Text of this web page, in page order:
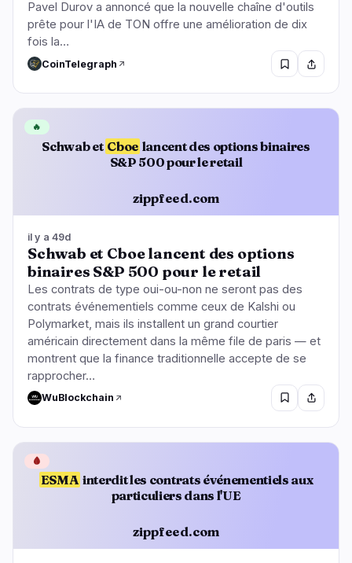
Pavel Durov a annoncé que la nouvelle chaîne d'outils
prête pour l'IA de TON offre une amélioration de dix
fois la…
CoinTelegraph
Schwab et Cboe lancent des options binaires
S&P 500 pour le retail
zippfeed.com
🔥
il y a 49d
Schwab et Cboe lancent des options
binaires S&P 500 pour le retail
Les contrats de type oui-ou-non ne seront pas des
contrats événementiels comme ceux de Kalshi ou
Polymarket, mais ils installent un grand courtier
américain directement dans la même file de paris — et
montrent que la finance traditionnelle accepte de se
rapprocher…
WuBlockchain
ESMA interdit les contrats événementiels aux
particuliers dans l'UE
zippfeed.com
🩸